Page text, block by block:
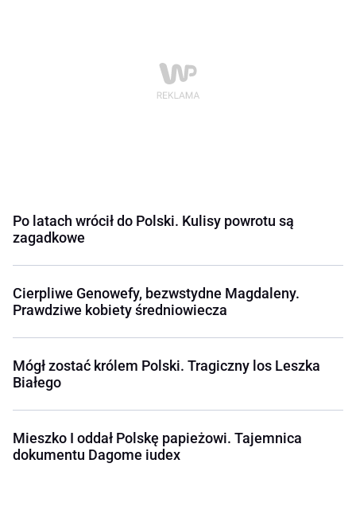
Po latach wrócił do Polski. Kulisy powrotu są
zagadkowe
Cierpliwe Genowefy, bezwstydne Magdaleny.
Prawdziwe kobiety średniowiecza
Mógł zostać królem Polski. Tragiczny los Leszka
Białego
Mieszko I oddał Polskę papieżowi. Tajemnica
dokumentu Dagome iudex